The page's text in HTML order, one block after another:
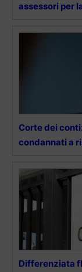
assessori per
Corte dei
condannati a
Differenziata